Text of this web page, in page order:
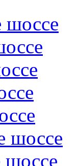
шоссе
шоссе
шоссе